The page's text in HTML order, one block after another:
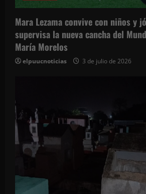
Mara Lezama convive con niños y
supervisa la nueva cancha del
María Morelos
elpuucnoticias 3 de julio de 2026